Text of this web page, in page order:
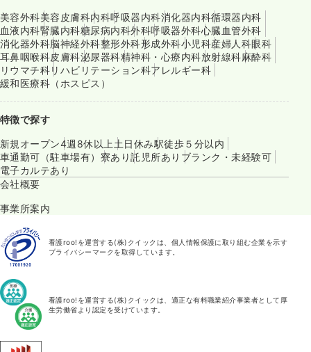
美容外科美容皮膚科内科呼吸器内科消化器内科循環器内科
血液内科腎臓内科糖尿病内科外科呼吸器外科心臓血管外科
消化器外科脳神経外科整形外科形成外科小児科産婦人科眼科
耳鼻咽喉科皮膚科泌尿器科精神科・心療内科放射線科麻酔科
リウマチ科リハビリテーション科アレルギー科
緩和医療科（ホスピス）
特徴で探す
新規オープン4週8休以上 土日休み駅徒歩５分以内
車通勤可（駐車場有） 寮あり託児所あり ブランク・未経験可
電子カルテあり
会社概要
事業所案内
看護roo!を運営する(株)クイックは、個人情報保護に取り組む企業を示す
プライバシーマークを取得しています。
看護roo!を運営する(株)クイックは、適正な有料職業紹介事業者として厚
生労働省より認定を受けています。